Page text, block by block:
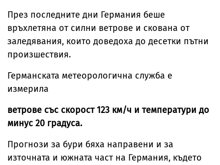
През последните дни Германия беше
връхлетяна от силни ветрове и скована от
заледявания, които доведоха до десетки пътни
произшествия.
Германската метеорологична служба е
измерила
ветрове със скорост 123 км/ч и температури до
минус 20 градуса.
Прогнози за бури бяха направени и за
източната и южната част на Германия, където